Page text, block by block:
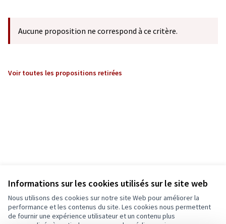
Informations sur les cookies utilisés sur le site web
Nous utilisons des cookies sur notre site Web pour améliorer la
performance et les contenus du site. Les cookies nous permettent
de fournir une expérience utilisateur et un contenu plus
Aucune proposition ne correspond à ce critère.
Voir toutes les propositions retirées